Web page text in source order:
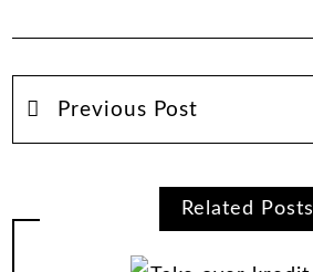
Previous Post
Related Posts